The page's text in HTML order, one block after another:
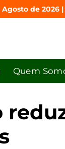
de 2026 |
Quem